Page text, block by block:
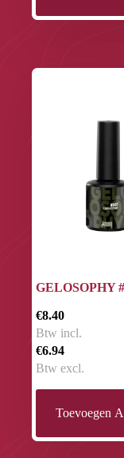
GELOSOPHY
€8.40
Btw incl.
€6.94
Btw excl.
Toevoegen